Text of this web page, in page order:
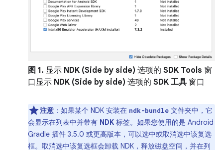
图 1. 显示 NDK (Side by side) 选项的 SDK Tools 窗
口显示 NDK (Side by side) 选项的 SDK 工具 窗口
注意 ： 如果某个 NDK 安装在 ndk-bundle 文件夹中，它
会显示在列表中并带有 NDK 标签。如果您使用的是 Android
Gradle 插件 3.5.0 或更高版本，可以选中或取消选中该复选
框。取消选中该复选框会卸载 NDK，释放磁盘空间，并在列